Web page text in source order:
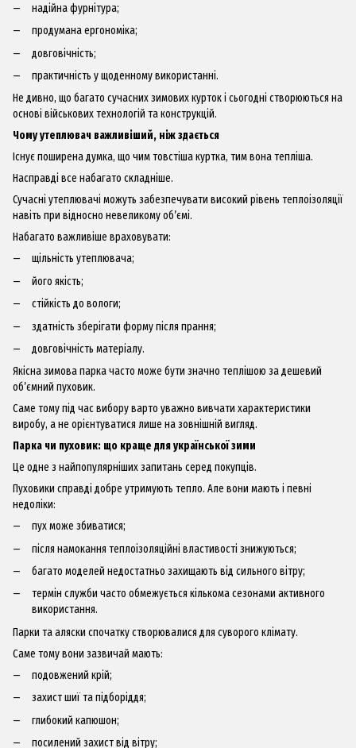
надійна фурнітура;
продумана ергономіка;
довговічність;
практичність у щоденному використанні.
Не дивно, що багато сучасних зимових курток і сьогодні створюються на
основі військових технологій та конструкцій.
Чому утеплювач важливіший, ніж здається
Існує поширена думка, що чим товстіша куртка, тим вона тепліша.
Насправді все набагато складніше.
Сучасні утеплювачі можуть забезпечувати високий рівень теплоізоляції
навіть при відносно невеликому об’ємі.
Набагато важливіше враховувати:
щільність утеплювача;
його якість;
стійкість до вологи;
здатність зберігати форму після прання;
довговічність матеріалу.
Якісна зимова парка часто може бути значно теплішою за дешевий
об’ємний пуховик.
Саме тому під час вибору варто уважно вивчати характеристики
виробу, а не орієнтуватися лише на зовнішній вигляд.
Парка чи пуховик: що краще для української зими
Це одне з найпопулярніших запитань серед покупців.
Пуховики справді добре утримують тепло. Але вони мають і певні
недоліки:
пух може збиватися;
після намокання теплоізоляційні властивості знижуються;
багато моделей недостатньо захищають від сильного вітру;
термін служби часто обмежується кількома сезонами активного
використання.
Парки та аляски спочатку створювалися для суворого клімату.
Саме тому вони зазвичай мають:
подовжений крій;
захист шиї та підборіддя;
глибокий капюшон;
посилений захист від вітру;